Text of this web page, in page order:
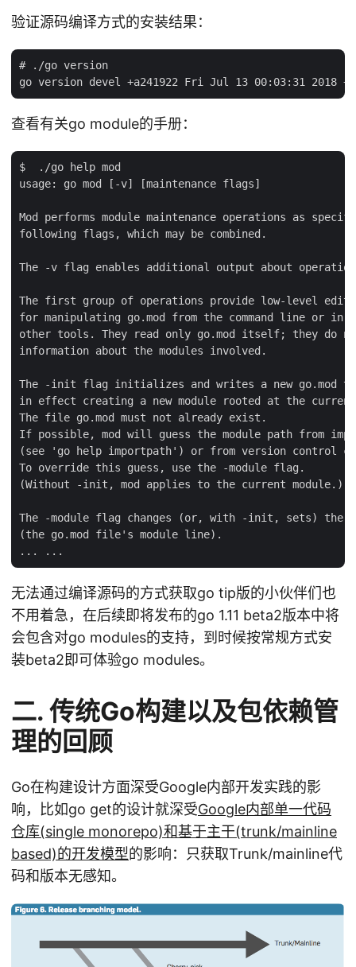
验证源码编译方式的安装结果：
# ./go version
查看有关go module的手册：
$  ./go help mod
usage: go mod [-v] [maintenance flags]
Mod performs module maintenance operations as
following flags, which may be combined.
The -v flag enables additional output about
The first group of operations provide low-level
for manipulating go.mod from the command line or in
other tools. They read only go.mod itself; they do
information about the modules involved.
The -init flag initializes and writes a new go.mod
in effect creating a new module rooted at the
The file go.mod must not already exist.
If possible, mod will guess the module path from
(see 'go help importpath') or from version control
To override this guess, use the -module flag.
(Without -init, mod applies to the current module.)
The -module flag changes (or, with -init, sets) the
(the go.mod file's module line).
无法通过编译源码的方式获取go tip版的小伙伴们也
不用着急，在后续即将发布的go 1.11 beta2版本中将
会包含对go modules的支持，到时候按常规方式安
装beta2即可体验go modules。
二. 传统Go构建以及包依赖管
理的回顾
Go在构建设计方面深受Google内部开发实践的影
响，比如go get的设计就深受Google内部单一代码
仓库(single monorepo)和基于主干(trunk/mainline
based)的开发模型的影响：只获取Trunk/mainline代
码和版本无感知。